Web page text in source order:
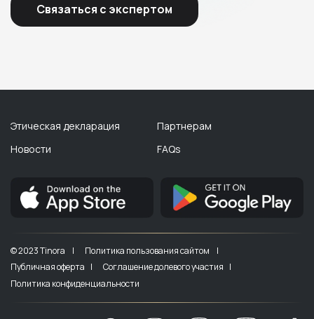
Связаться с экспертом
Этическая декларация
Новости
Партнерам
FAQs
© 2023 Tinora |
Политика пользования сайтом |
Публичная оферта |
Соглашение долевого участия |
Политика конфиденциальности